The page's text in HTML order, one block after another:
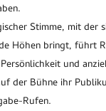
Stimme, mit der
Höhen bringt, führt
und
der Bühne ihr
Rufen.